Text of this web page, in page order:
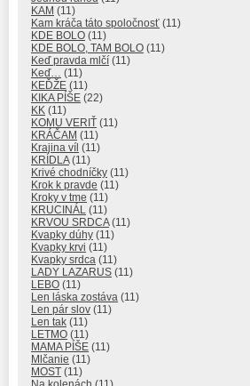
KAM (11)
Kam kráča táto spoločnosť (11)
KDE BOLO (11)
KDE BOLO, TAM BOLO (11)
Keď pravda mlčí (11)
Keď… (11)
KEĎŽE (11)
KIKA PÍŠE (22)
KK (11)
KOMU VERIŤ (11)
KRÁČAM (11)
Krajina víl (11)
KRÍDLA(11)
Krivé chodníčky (11)
Krok k pravde (11)
Kroky v tme (11)
KRUCINÁL (11)
KRVOU SRDCA(11)
Kvapky dúhy (11)
Kvapky krvi (11)
Kvapky srdca (11)
LADY LAZARUS (11)
LEBO (11)
Len láska zostáva (11)
Len pár slov (11)
Len tak (11)
LETMO (11)
MAMA PÍŠE (11)
Mlčanie (11)
MOST (11)